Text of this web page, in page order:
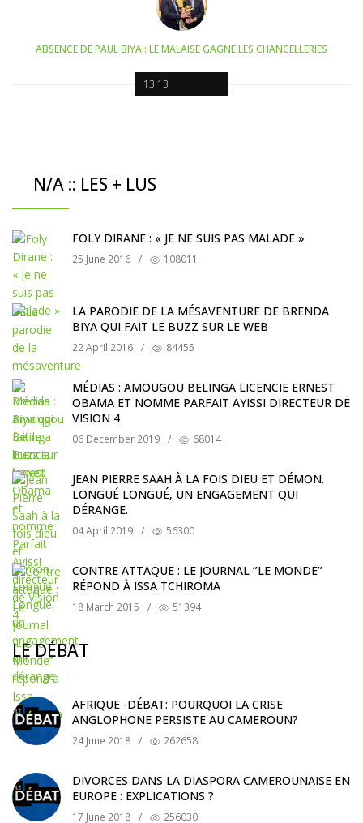
13:13
ABSENCE DE PAUL BIYA : LE MALAISE GAGNE LES CHANCELLERIES
N/A :: LES + LUS
FOLY DIRANE : « JE NE SUIS PAS MALADE »
25 June 2016 / 108011
LA PARODIE DE LA MÉSAVENTURE DE BRENDA
BIYA QUI FAIT LE BUZZ SUR LE WEB
22 April 2016 / 84455
MÉDIAS : AMOUGOU BELINGA LICENCIE ERNEST
OBAMA ET NOMME PARFAIT AYISSI DIRECTEUR DE
VISION 4
06 December 2019 / 68014
JEAN PIERRE SAAH À LA FOIS DIEU ET DÉMON.
LONGUÉ LONGUÉ, UN ENGAGEMENT QUI
DÉRANGE.
04 April 2019 / 56300
CONTRE ATTAQUE : LE JOURNAL ‘’LE MONDE’’
RÉPOND À ISSA TCHIROMA
18 March 2015 / 51394
LE DÉBAT
AFRIQUE -DÉBAT: POURQUOI LA CRISE
ANGLOPHONE PERSISTE AU CAMEROUN?
24 June 2018 / 262658
DIVORCES DANS LA DIASPORA CAMEROUNAISE EN
EUROPE : EXPLICATIONS ?
17 June 2018 / 256030